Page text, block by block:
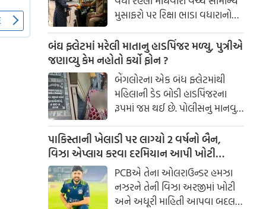
મુસાફરો પર રિક્ષા ભાડા વધારાનો
મોટો બોજ આવી પડ્યો છે. રાજ્ય
સરકાર દ્વારા રિક્ષાચાલકોની
માંગણીને મંજૂરી આપ્યા બાદ નવા
સુધારેલા ભાડા દરો અમલમાં આવી
ગયા છે.
બંઘ ફ્લેટમાં મરેલી માતાનુ હાડપિંજર મળ્યુ, પુત્રીએ
જણાવ્યુ કેમ નહોતો કર્યો ફોન ?
બેંગલોરના એક બંધ ફ્લેટમાંથી
મહિલાની ડેડ બોડી હાડપિંજરના
રૂપમાં જપ્ત થઈ છે. પોલીસનુ માનવુ
છે કે મહિલાનુ મોત એક વર્ષ પહેલા
થઈ ચુક્યુ હશે. તેની પરણેલી પુત્રીએ
જે જણાવ્યુ કે હેરાન કરનારી વાત છે.
પાકિસ્તાની ખેલાડી પર લાગ્યો 2 વર્ષનો બૈન,
વિઝા એપ્લાય કરવા દરમિયાન આપી ખોટી
માહિતી
PCBએ તેના ઓલરાઉન્ડર હમઝા
નઝરને તેની વિઝા અરજીમાં ખોટી
અને અધૂરી માહિતી આપવા બદલ